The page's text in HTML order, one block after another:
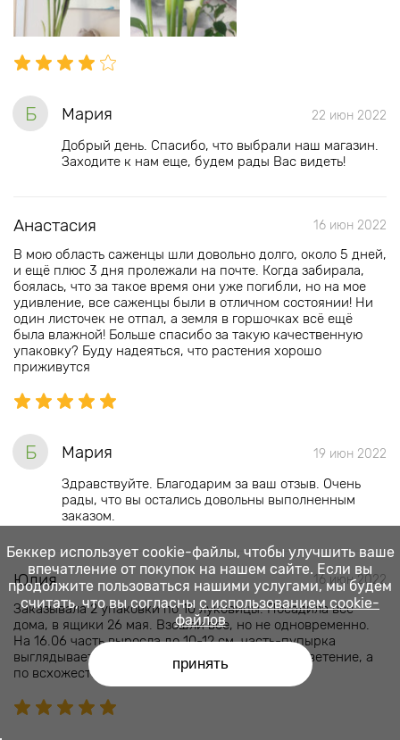
Б Мария 22 июн 2022
Добрый день. Спасибо, что выбрали наш магазин.
Заходите к нам еще, будем рады Вас видеть!
Анастасия 16 июн 2022
В мою область саженцы шли довольно долго, около 5 дней,
и ещё плюс 3 дня пролежали на почте. Когда забирала,
боялась, что за такое время они уже погибли, но на мое
удивление, все саженцы были в отличном состоянии! Ни
один листочек не отпал, а земля в горшочках всё ещё
была влажной! Больше спасибо за такую качественную
упаковку? Буду надеяться, что растения хорошо
приживутся
Б Мария 19 июн 2022
Здравствуйте. Благодарим за ваш отзыв. Очень
рады, что вы остались довольны выполненным
заказом.
Юлия 16 июн 2022
Заказывала 2 упаковки по 10 луковицы. Посадила все
дома, в ящики 26 мая. Взошли все, но не одновременно.
На 16.06 часть выросла до 10-12 см, часть-пупырка
выглядывает из земли. Посмотрим как будет цветение, а
по всхожести 5+
Беккер использует cookie-файлы, чтобы улучшить ваше
впечатление от покупок на нашем сайте. Если вы
продолжите пользоваться нашими услугами, мы будем
считать, что вы согласны с использованием cookie-
файлов
принять